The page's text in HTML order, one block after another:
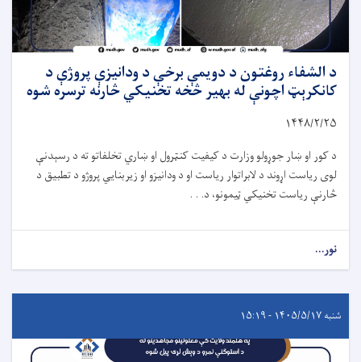
د الشفاء روغتون د دویمې برخې د ودانیزې پروژې د
کانکرېټ اچونې له بهیر څخه تخنیکي څارنه ترسره شوه
۱۴۴۸/۲/۲۵
د کور او ښار جوړولو وزارت د کیفیت کنټرول او ښاري تخلفاتو ته د رسېدنې
لوی ریاست اړوند د لابراتوار ریاست او د ودانیزو او زیربنایي پروژو د تطبیق د
څارنې ریاست تخنیکي ټیمونو، د. . .
نور...
شنبه ۱۴۰۵/۵/۱۷ - ۱۵:۱۹